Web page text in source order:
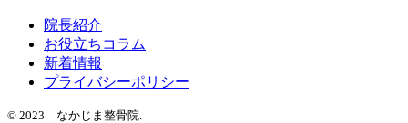
院長紹介
お役立ちコラム
新着情報
プライバシーポリシー
© 2023 なかじま整骨院.